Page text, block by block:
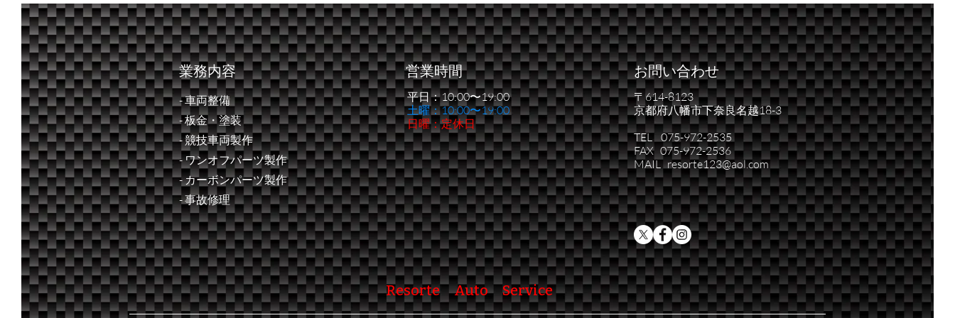
業務内容
- 車両整備
- ​板金・塗装
- 競技車両製作
- ワンオフパーツ製作
- カーボンパーツ製作
- 事故修理
営業時間
平日：10:00〜19:00
​土曜：10:00〜19:00
日曜：定休日
お問い合わせ
〒614-8123
京都府八幡市下奈良名越18-3
TEL 075-972-2535
FAX 075-972-2536
MAIL resorte123@aol.com
Resorte Auto Service